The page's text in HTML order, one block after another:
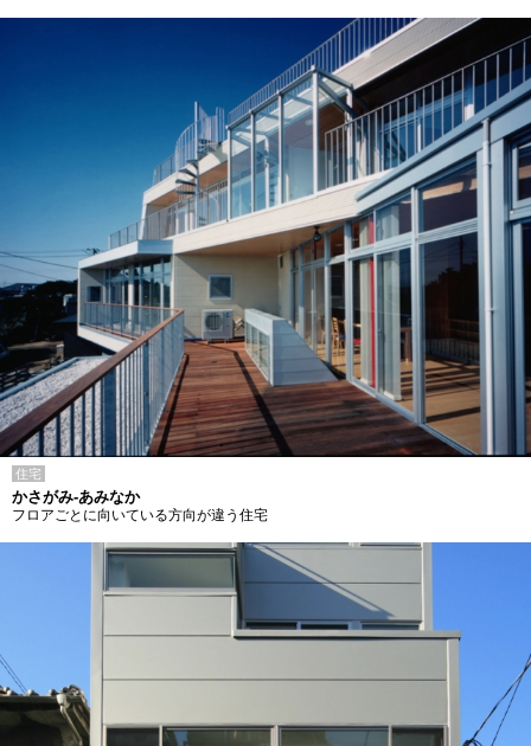
住宅
かさがみ-あみなか
フロアごとに向いている方向が違う住宅